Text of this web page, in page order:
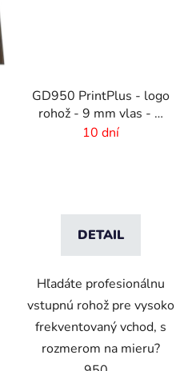
GD950 PrintPlus - logo
rohož - 9 mm vlas - 2
cm gumový okraj
10 dní
DETAIL
Hľadáte profesionálnu
vstupnú rohož pre vysoko
frekventovaný vchod, s
rozmerom na mieru?